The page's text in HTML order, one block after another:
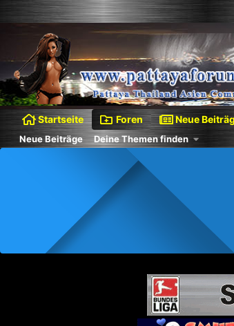
Startseite Foren Neue
Neue Beiträge Deine Themen finden